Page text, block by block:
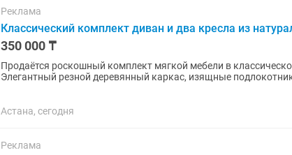
Реклама
Классический комплект диван и два кресла из
350 000 ₸
Продаётся роскошный комплект мягкой мебели в
Элегантный резной деревянный каркас, изящные
Астана, сегодня
Реклама